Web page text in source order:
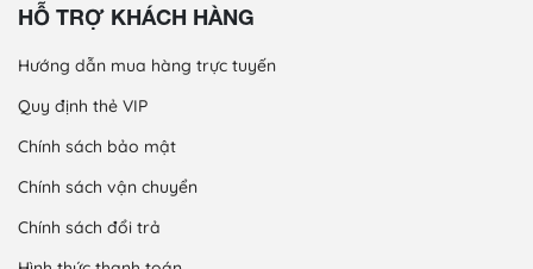
HỖ TRỢ KHÁCH HÀNG
Hướng dẫn mua hàng trực tuyến
Quy định thẻ VIP
Chính sách bảo mật
Chính sách vận chuyển
Chính sách đổi trả